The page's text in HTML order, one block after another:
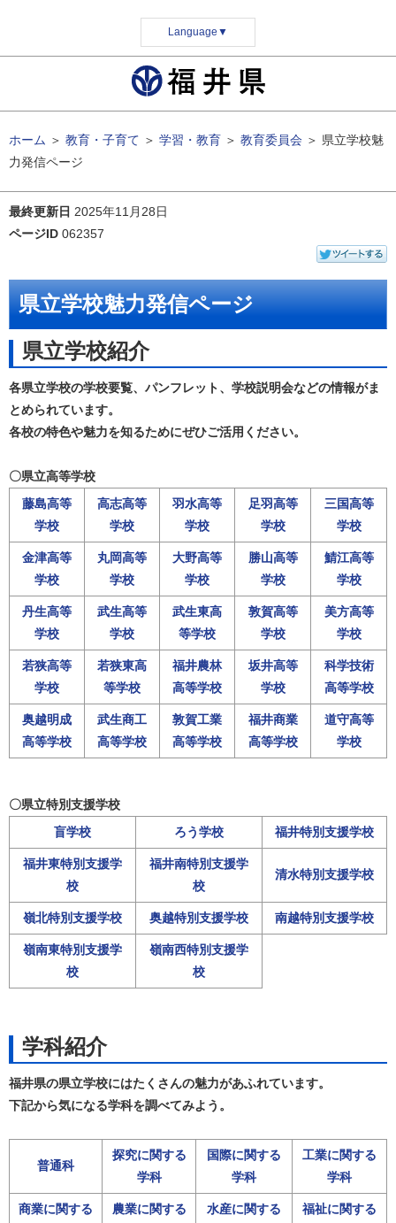
Language ▼
ホーム ＞ 教育・子育て ＞ 学習・教育 ＞ 教育委員会 ＞ 県立学校魅
力発信ページ
最終更新日 2025年11月28日
ページID 062357
県立学校魅力発信ページ
県立学校紹介
各県立学校の学校要覧、パンフレット、学校説明会などの情報がま
とめられています。
各校の特色や魅力を知るためにぜひご活用ください。
〇県立高等学校
藤島高等
学校
高志高等
学校
羽水高等
学校
足羽高等
学校
三国高等
学校
金津高等
学校
丸岡高等
学校
大野高等
学校
勝山高等
学校
鯖江高等
学校
丹生高等
学校
武生高等
学校
武生東高
等学校
敦賀高等
学校
美方高等
学校
若狭高等
学校
若狭東高
等学校
福井農林
高等学校
坂井高等
学校
科学技術
高等学校
奥越明成
高等学校
武生商工
高等学校
敦賀工業
高等学校
福井商業
高等学校
道守高等
学校
〇県立特別支援学校
盲学校
ろう学校 福井特別支援学校
福井東特別支援学
校
福井南特別支援学
校
清水特別支援学校
嶺北特別支援学校 奥越特別支援学校 南越特別支援学校
嶺南東特別支援学
校
嶺南西特別支援学
校
学科紹介
福井県の県立学校にはたくさんの魅力があふれています。
下記から気になる学科を調べてみよう。
普通科
探究に関する
学科
国際に関する
学科
工業に関する
学科
商業に関する
農業に関する
水産に関する
福祉に関する